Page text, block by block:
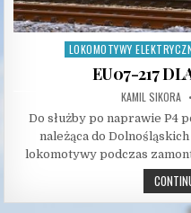
Posted
LOKOMOTYWY
EU07-217
AUTHOR:
KAMIL SIKORA
Do służby po naprawie P4
należąca do
lokomotywy podczas